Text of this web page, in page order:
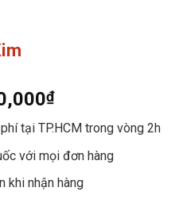
₫
tại TP.HCM trong vòng 2h
với mọi đơn hàng
khi nhận hàng